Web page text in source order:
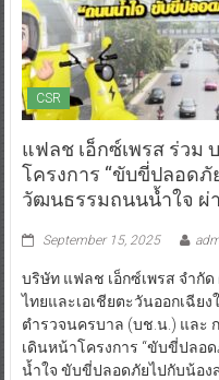
CSR
แฟลช เอ็กซ์เพรส ร่วม
โครงการ “ขับขี่ปลอดภั
วัฒนธรรมถนนน้ำใจ ผ่
September 15, 2025
บริษัท แฟลช เอ็กซ์เพรส จำกั
ไทยและเอเชียตะวันออกเฉีย
ตำรวจนครบาล (บช.น.) และ
เดินหน้าโครงการ “ขับขี่ปลอ
น้ำใจ ขับขี่ปลอดภัยไปกับน้อง